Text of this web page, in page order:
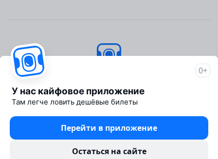
Об Авиасейлс
Пресс‑центр
Travelpayouts
Партнёрская программа
0+
У нас кайфовое приложение
Там легче ловить дешёвые билеты
Перейти в приложение
Остаться на сайте